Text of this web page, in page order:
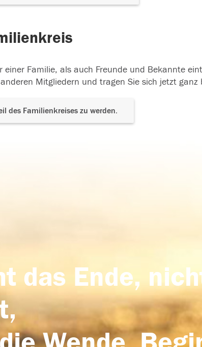
Familie, als auch Freunde und Bekannte
Mitgliedern und tragen Sie sich jetzt ganz
des Familienkreises zu werden.
das Ende,